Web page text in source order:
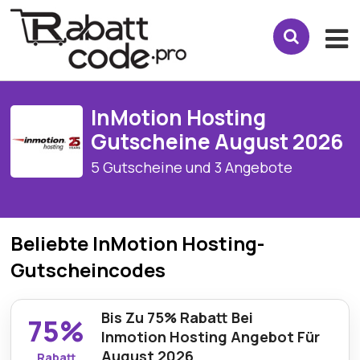
InMotion Hosting
Gutscheine August 2026
5 Gutscheine und 3 Angebote
Beliebte InMotion Hosting-
Gutscheincodes
75%
Bis Zu 75% Rabatt Bei
Inmotion Hosting Angebot Für
August 2026